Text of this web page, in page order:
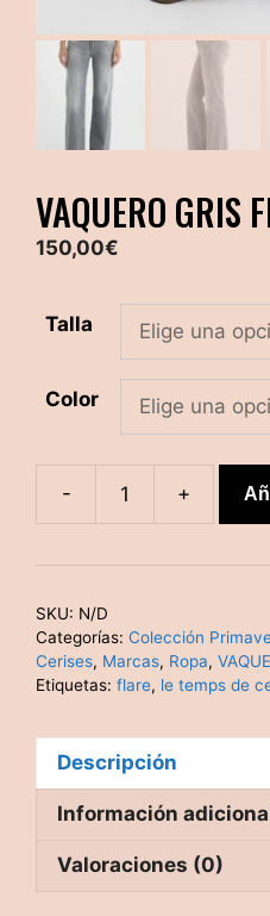
VAQUERO GRIS
150,00€
Talla
Color
-
flare
alto
+
SKU: N/D
Categorías: Colección
Cerises, Marcas, Ropa,
Etiquetas: flare, le temps de
Descripción
Información
Valoraciones (0)